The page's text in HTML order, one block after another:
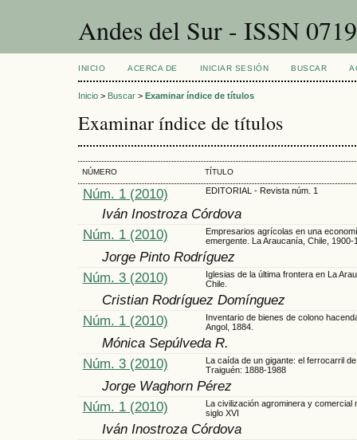
Andes del Sur - ISSN
INICIO ACERCA DE INICIAR SESIÓN BUSCAR
Inicio > Buscar > Examinar índice de títulos
Examinar índice de títulos
NÚMERO TÍTULO
Núm. 1 (2010) EDITORIAL - Revista núm. 1
Iván Inostroza Córdova
Núm. 1 (2010)
Empresarios agrícolas en una
emergente. La Araucanía, Chile, 1900-
Jorge Pinto Rodríguez
Núm. 3 (2010)
Iglesias de la última frontera en La
Chile.
Cristian Rodríguez Domínguez
Núm. 1 (2010)
Inventario de bienes de colono
Angol, 1884.
Mónica Sepúlveda R.
Núm. 3 (2010)
La caída de un gigante: el ferrocarril de
Traiguén: 1888-1988
Jorge Waghorn Pérez
Núm. 1 (2010)
La civilización agrominera y comercial
siglo XVI
Iván Inostroza Córdova